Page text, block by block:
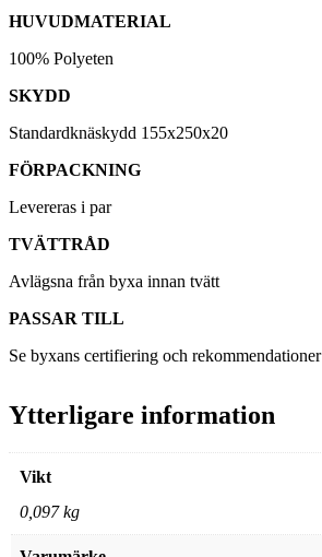
HUVUDMATERIAL
100% Polyeten
SKYDD
Standardknäskydd 155x250x20
FÖRPACKNING
Levereras i par
TVÄTTRÅD
Avlägsna från byxa innan tvätt
PASSAR TILL
Se byxans certifiering och rekommendationer
Ytterligare information
Vikt
0,097 kg